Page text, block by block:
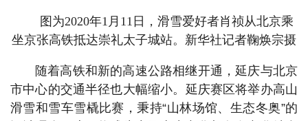
图为2020年1月11日，滑雪爱好者肖祯从北京乘
坐京张高铁抵达崇礼太子城站。新华社记者鞠焕宗摄
随着高铁和新的高速公路相继开通，延庆与北京
市中心的交通半径也大幅缩小。延庆赛区将举办高山
滑雪和雪车雪橇比赛，秉持“山林场馆、生态冬奥”的